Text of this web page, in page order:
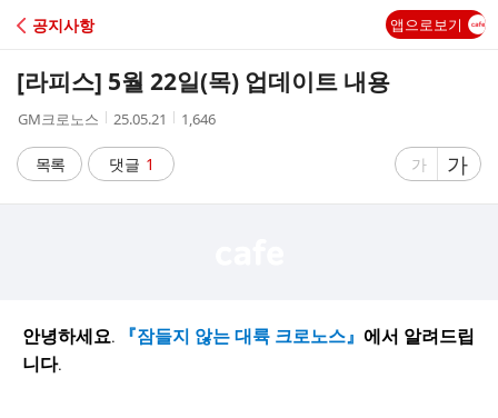
C
A
공지사항 앱으로보기
[라피스] 5월 22일(목) 업데이트 내용
작
자
GM크로노스
작
시
간
25.05.21
조
1,646
목록 댓글 1
글
게
가
글
자
게
가
안녕하세요. 『잠들지 않는 대륙 크로노스』 에서 알려드립
니다.